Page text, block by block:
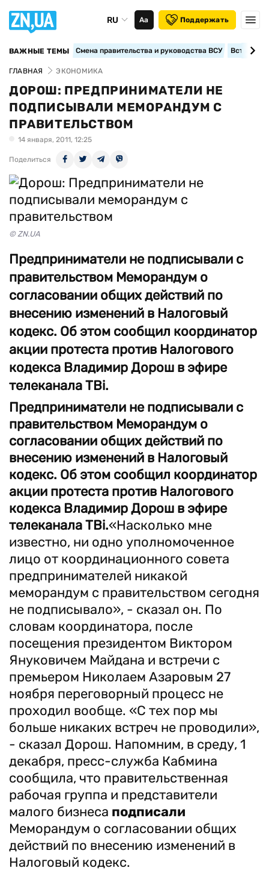
RU Аа Поддержать
ВАЖНЫЕ ТЕМЫ Смена правительства и руководства ВСУ
ГЛАВНАЯ ЭКОНОМИКА
ДОРОШ: ПРЕДПРИНИМАТЕЛИ НЕ
ПОДПИСЫВАЛИ МЕМОРАНДУМ С
ПРАВИТЕЛЬСТВОМ
14 января, 2011, 12:25
Поделиться
© ZN.UA
Предприниматели не подписывали с
правительством Меморандум о
согласовании общих действий по
внесению изменений в Налоговый
кодекс. Об этом сообщил координатор
акции протеста против Налогового
кодекса Владимир Дорош в эфире
телеканала ТBi.
Предприниматели не подписывали с
правительством Меморандум о
согласовании общих действий по
внесению изменений в Налоговый
кодекс. Об этом сообщил координатор
акции протеста против Налогового
кодекса Владимир Дорош в эфире
телеканала ТBi.«Насколько мне
известно, ни одно уполномоченное
лицо от координационного совета
предпринимателей никакой
меморандум с правительством сегодня
не подписывало», - сказал он. По
словам координатора, после
посещения президентом Виктором
Януковичем Майдана и встречи с
премьером Николаем Азаровым 27
ноября переговорный процесс не
проходил вообще. «С тех пор мы
больше никаких встреч не проводили»,
- сказал Дорош. Напомним, в среду, 1
декабря, пресс-служба Кабмина
сообщила, что правительственная
рабочая группа и представители
малого бизнеса подписали
Меморандум о согласовании общих
действий по внесению изменений в
Налоговый кодекс.